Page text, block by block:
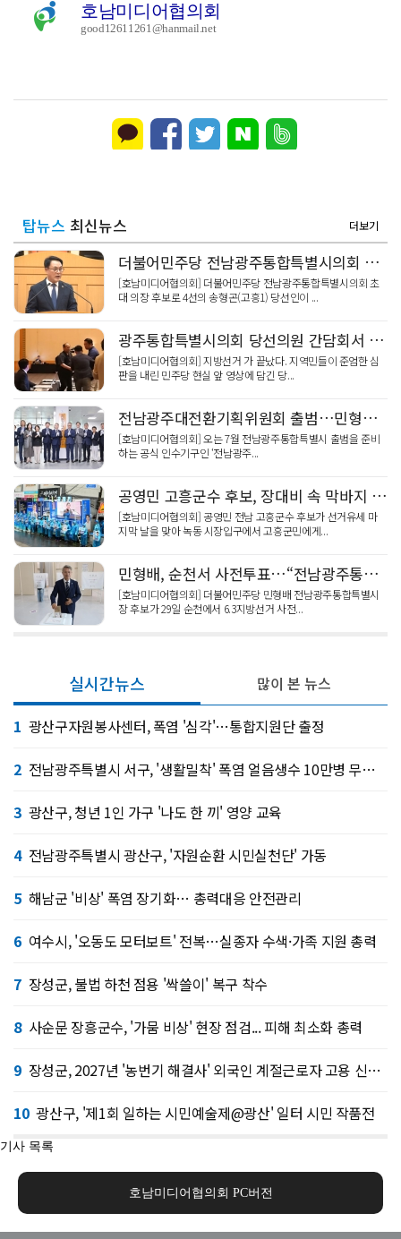
호남미디어협의회
good12611261@hanmail.net
탑뉴스 최신뉴스 더보기
더불어민주당 전남광주통합특별시의회 의장 후보 송형곤 선출
[호남미디어협의회] 더불어민주당 전남광주통합특별시의회 초
대 의장 후보로 4선의 송형곤(고흥1) 당선인이 ...
광주통합특별시의회 당선의원 간담회서 언론인 욕설·삿대질 논란 ... 광주시당 사과 재발방지 약속
[호남미디어협의회] 지방선거 가 끝났다. 지역민들이 준엄한 심
판을 내린 민주당 현실 앞 영상에 담긴 당...
전남광주대전환기획위원회 출범…민형배 당선인 “압도적 성장으로 시민 삶 바꾼다”
[호남미디어협의회] 오는 7월 전남광주통합특별시 출범을 준비
하는 공식 인수기구인 ‘전남광주...
공영민 고흥군수 후보, 장대비 속 막바지 유세 최고 투표율 보여달라
[호남미디어협의회] 공영민 전남 고흥군수 후보가 선거유세 마
지막 날을 맞아 녹동 시장입구에서 고흥군민에게...
민형배, 순천서 사전투표…“전남광주통합특별시 성공 위해 한표 소증”
[호남미디어협의회] 더불어민주당 민형배 전남광주통합특별시
장 후보가 29일 순천에서 6.3지방선거 사전...
실시간뉴스
1 광산구자원봉사센터, 폭염 '심각'…통합지원단 출정
2 전남광주특별시 서구, '생활밀착' 폭염 얼음생수 10만병 무료 제공
3 광산구, 청년 1인 가구 '나도 한 끼' 영양 교육
4 전남광주특별시 광산구, '자원순환 시민실천단' 가동
5 해남군 '비상' 폭염 장기화… 총력대응 안전관리
6 여수시, '오동도 모터보트' 전복…실종자 수색·가족 지원 총력
7 장성군, 불법 하천 점용 '싹쓸이' 복구 착수
8 사순문 장흥군수, '가뭄 비상' 현장 점검... 피해 최소화 총력
9 장성군, 2027년 '농번기 해결사' 외국인 계절근로자 고용 신청접수
10 광산구, '제1회 일하는 시민예술제@광산' 일터 시민 작품전
많이 본 뉴스
기사 목록
호남미디어협의회 PC버전